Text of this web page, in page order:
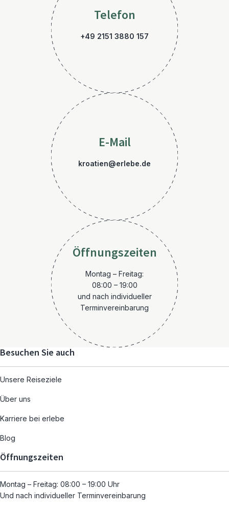
Telefon
+49 2151 3880 157
E-Mail
kroatien@erlebe.de
Öffnungszeiten
Montag – Freitag:
08:00 – 19:00
und nach individueller
Terminvereinbarung
Besuchen Sie auch
Unsere Reiseziele
Über uns
Karriere bei erlebe
Blog
Öffnungszeiten
Montag – Freitag: 08:00 – 19:00 Uhr
Und nach individueller Terminvereinbarung